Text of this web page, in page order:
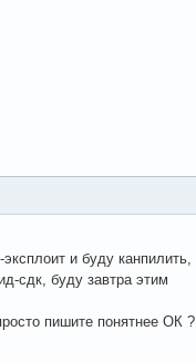
и буду канпилить,
сдк, буду завтра этим
пишите понятнее ОК ?